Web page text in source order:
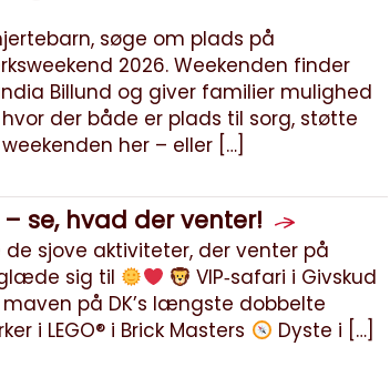
søge om plads på
2026. Weekenden finder
Billund og giver familier mulighed
der både er plads til sorg, støtte
her – eller […]
se, hvad der venter!
sjove aktiviteter, der venter på
sig til
VIP‑safari i Givskud
maven på DK’s længste dobbelte
i LEGO® i Brick Masters
Dyste i […]